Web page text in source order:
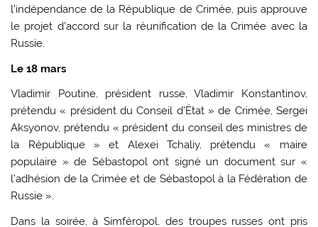
l’indépendance de la République de Crimée, puis approuve
le projet d’accord sur la réunification de la Crimée avec la
Russie.
Le 18 mars
Vladimir Poutine, président russe, Vladimir Konstantinov,
prétendu « président du Conseil d’État » de Crimée, Sergei
Aksyonov, prétendu « président du conseil des ministres de
la République » et Alexei Tchaliy, prétendu « maire
populaire » de Sébastopol ont signé un document sur «
l’adhésion de la Crimée et de Sébastopol à la Fédération de
Russie ».
Dans la soirée, à Simféropol, des troupes russes ont pris